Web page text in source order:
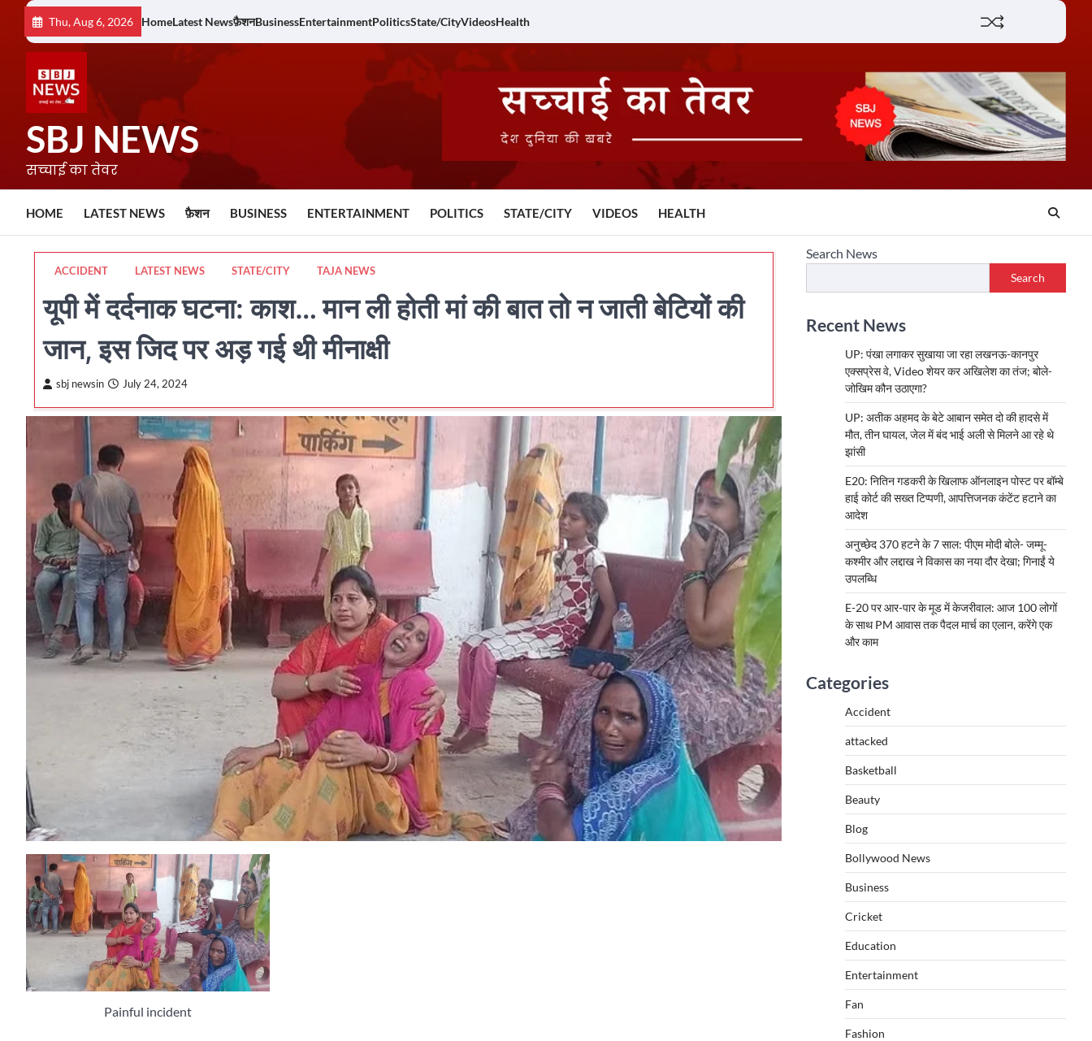
content
Thu, Aug 6, 2026 HomeLatest Newsफ़ैशनBusinessEntertainmentPoliticsState/CityVideosHealth
SBJ NEWS
सच्चाई का तेवर
HOME LATEST NEWS फ़ैशन BUSINESS ENTERTAINMENT POLITICS STATE/CITY VIDEOS HEALTH
ACCIDENT LATEST NEWS STATE/CITY TAJA NEWS
यूपी में दर्दनाक घटना: काश… मान ली होती मां की बात तो न जाती बेटियों की
जान, इस जिद पर अड़ गई थी मीनाक्षी
sbj newsin July 24, 2024
Painful incident
Search News
Search
Recent News
UP: पंखा लगाकर सुखाया जा रहा लखनऊ-कानपुर
एक्सप्रेस वे, Video शेयर कर अखिलेश का तंज; बोले-
जोखिम कौन उठाएगा?
UP: अतीक अहमद के बेटे आबान समेत दो की हादसे में
मौत, तीन घायल, जेल में बंद भाई अली से मिलने आ रहे थे
झांसी
E20: नितिन गडकरी के खिलाफ ऑनलाइन पोस्ट पर बॉम्बे
हाई कोर्ट की सख्त टिप्पणी, आपत्तिजनक कंटेंट हटाने का
आदेश
अनुच्छेद 370 हटने के 7 साल: पीएम मोदी बोले- जम्मू-
कश्मीर और लद्दाख ने विकास का नया दौर देखा; गिनाईं ये
उपलब्धि
E-20 पर आर-पार के मूड में केजरीवाल: आज 100 लोगों
के साथ PM आवास तक पैदल मार्च का एलान, करेंगे एक
और काम
Categories
Accident
attacked
Basketball
Beauty
Blog
Bollywood News
Business
Cricket
Education
Entertainment
Fan
Fashion